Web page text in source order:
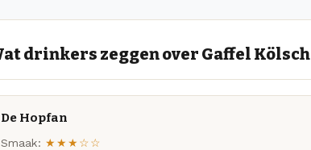
drinkers zeggen over Gaffel Kölsch
De Hopfan
Smaak: ★★★☆☆